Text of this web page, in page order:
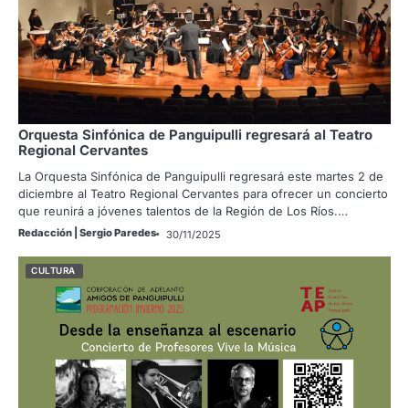
Orquesta Sinfónica de Panguipulli regresará al Teatro
Regional Cervantes
La Orquesta Sinfónica de Panguipulli regresará este martes 2 de
diciembre al Teatro Regional Cervantes para ofrecer un concierto
que reunirá a jóvenes talentos de la Región de Los Ríos.…
Redacción | Sergio Paredes 30/11/2025
CULTURA